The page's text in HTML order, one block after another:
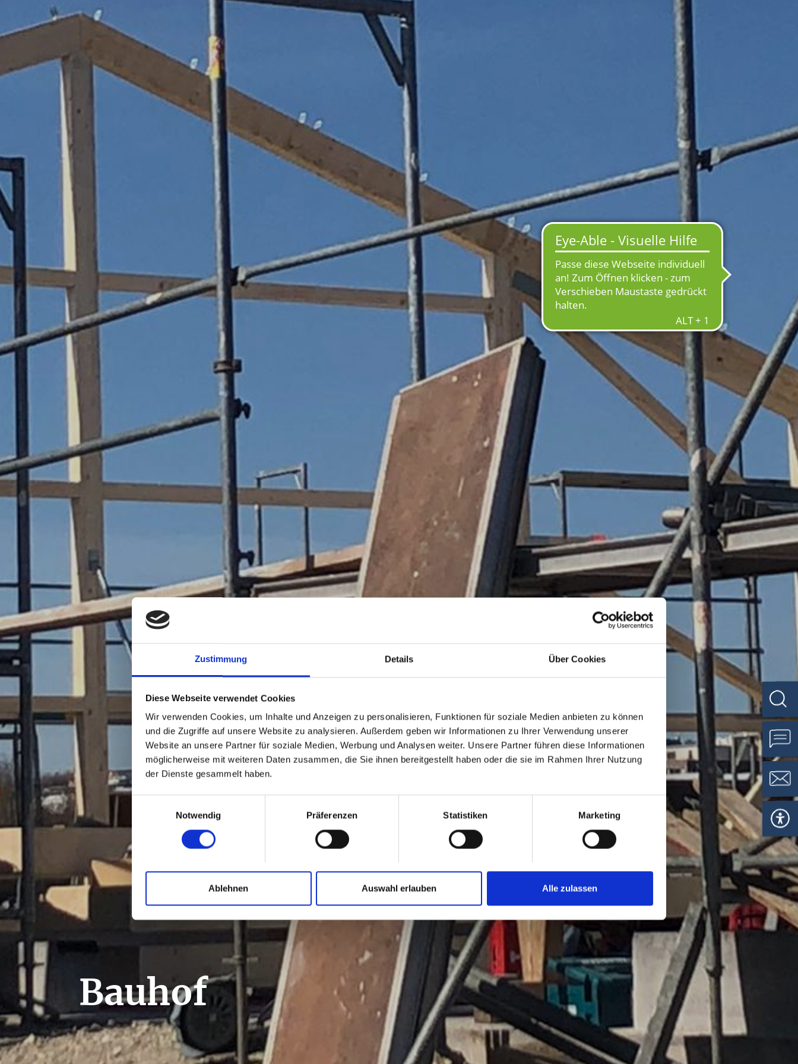
Zustimmung Details Über Cookies
Diese Webseite verwendet Cookies
Wir verwenden Cookies, um Inhalte und Anzeigen zu personalisieren, Funktionen für soziale Medien anbieten zu können
und die Zugriffe auf unsere Website zu analysieren. Außerdem geben wir Informationen zu Ihrer Verwendung unserer
Website an unsere Partner für soziale Medien, Werbung und Analysen weiter. Unsere Partner führen diese Informationen
möglicherweise mit weiteren Daten zusammen, die Sie ihnen bereitgestellt haben oder die sie im Rahmen Ihrer Nutzung
der Dienste gesammelt haben.
Notwendig
Präferenzen Statistiken Marketing
Ablehnen Auswahl erlauben Alle zulassen
Bauhof